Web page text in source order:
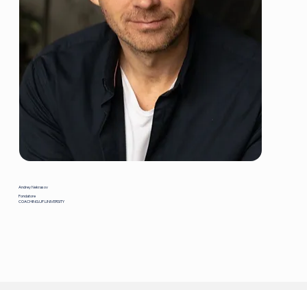
Andrey Nekrasov
Fondatore
COACHING.UP.UNIVERSITY